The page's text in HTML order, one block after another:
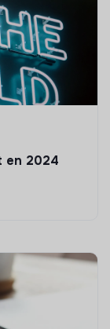
en 2024